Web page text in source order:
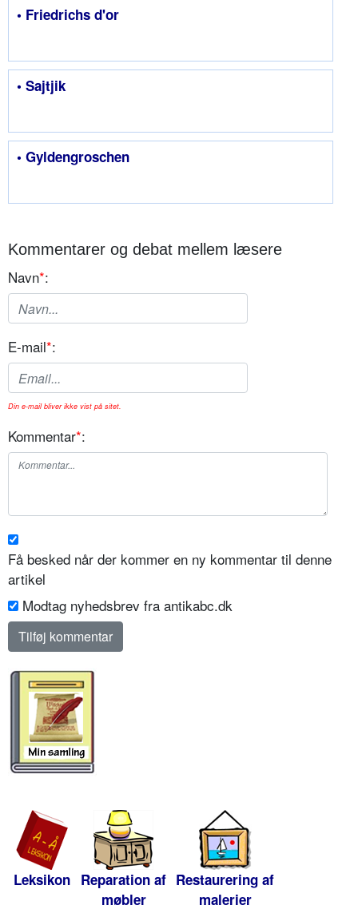
• Friedrichs d'or
• Sajtjik
• Gyldengroschen
Kommentarer og debat mellem læsere
Navn*:
E-mail*:
Din e-mail bliver ikke vist på sitet.
Kommentar*:
Få besked når der kommer en ny kommentar til denne
artikel
Modtag nyhedsbrev fra antikabc.dk
Leksikon Reparation af
møbler
Restaurering af
malerier